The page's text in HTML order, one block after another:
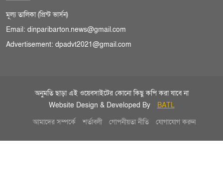
মূল্য তালিকা (প্রিন্ট ভার্সন)
Email: dinparibarton.news@gmail.com
Advertisement: dpadvt2021@gmail.com
অনুমতি ছাড়া এই ওয়েবসাইটের কোনো কিছু কপি করা যাবে না
Website Design & Developed By
BATL
আমাদের সম্পর্কে
শর্তাবলী গোপনীয়তা নীতি যোগাযোগ করুন